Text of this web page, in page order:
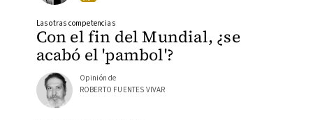
Con el fin del Mundial, ¿se
acabó el 'pambol'?
Las otras competencias
Opinión de
ROBERTO FUENTES VIVAR